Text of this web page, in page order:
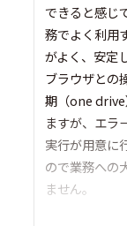
できると感じ
務でよく利用
がよく、安定
ブラウザとの
期（one drive
ますが、エラ
実行が用意に
ので業務への
ません。